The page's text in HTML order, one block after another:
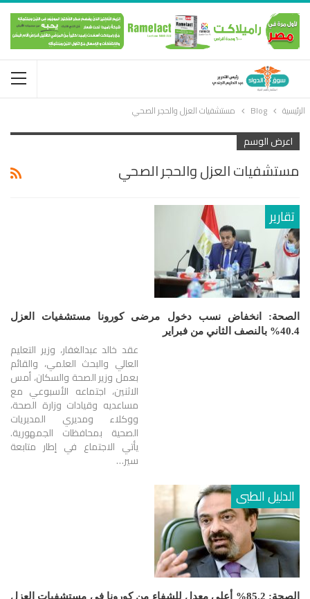
الرئيسية Blog مستشفيات العزل والحجر الصحي
اعرض الوسم
مستشفيات العزل والحجر الصحي
تقارير
الصحة: انخفاض نسب دخول مرضى كورونا مستشفيات العزل
40.4% بالنصف الثاني من فبراير
عقد خالد عبدالغفار، وزير التعليم
العالي والبحث العلمي، والقائم
بعمل وزير الصحة والسكان، أمس
الاثنين، اجتماعه الأسبوعي مع
مساعديه وقيادات وزارة الصحة،
ووكلاء ومديري المديريات
الصحية بمحافظات الجمهورية.
يأتي الاجتماع في إطار متابعة
سير…
الدليل الطبى
الصحة: 85.2% أعلى معدل للشفاء من كورونا فى مستشفيات العزل